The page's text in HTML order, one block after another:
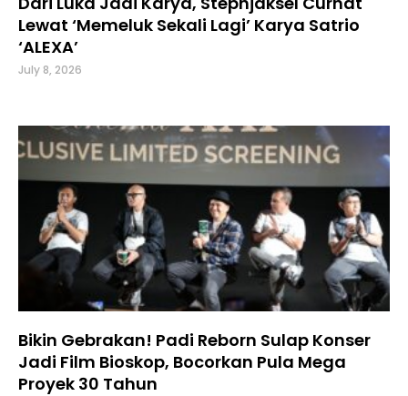
Lewat ‘Memeluk Sekali Lagi’ Karya Satrio
‘ALEXA’
July 8, 2026
Bikin Gebrakan! Padi Reborn Sulap Konser
Jadi Film Bioskop, Bocorkan Pula Mega
Proyek 30 Tahun